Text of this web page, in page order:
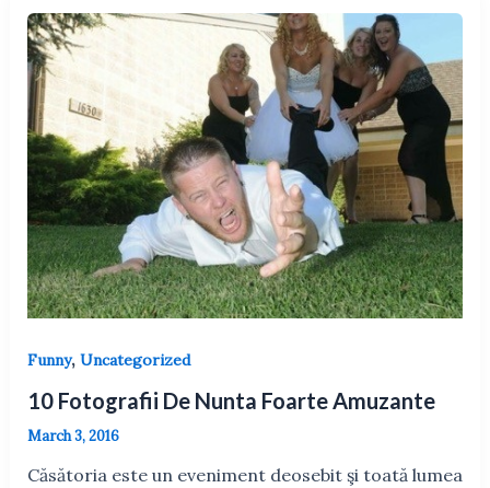
Funny, Uncategorized
10 Fotografii De Nunta Foarte Amuzante
March 3, 2016
Căsătoria este un eveniment deosebit şi toată lumea